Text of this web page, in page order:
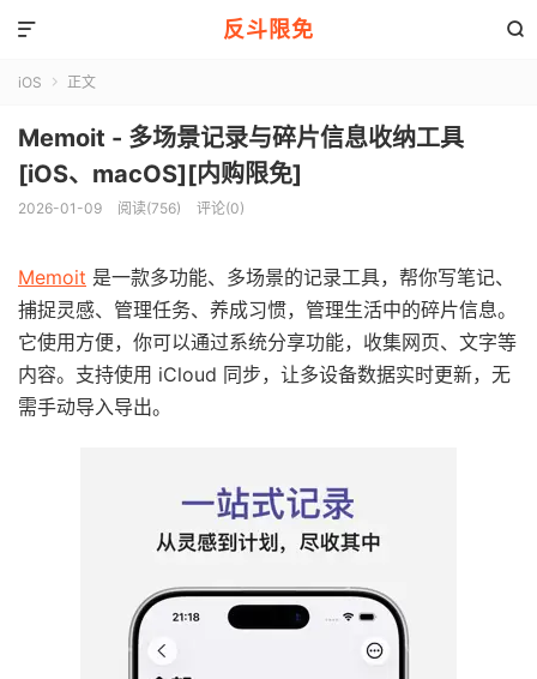
反斗限免 

iOS  正文
Memoit - 多场景记录与碎片信息收纳工具
[iOS、macOS][内购限免]
2026-01-09 阅读(756) 评论(0)
Memoit 是一款多功能、多场景的记录工具，帮你写笔记、
捕捉灵感、管理任务、养成习惯，管理生活中的碎片信息。
它使用方便，你可以通过系统分享功能，收集网页、文字等
内容。支持使用 iCloud 同步，让多设备数据实时更新，无
需手动导入导出。